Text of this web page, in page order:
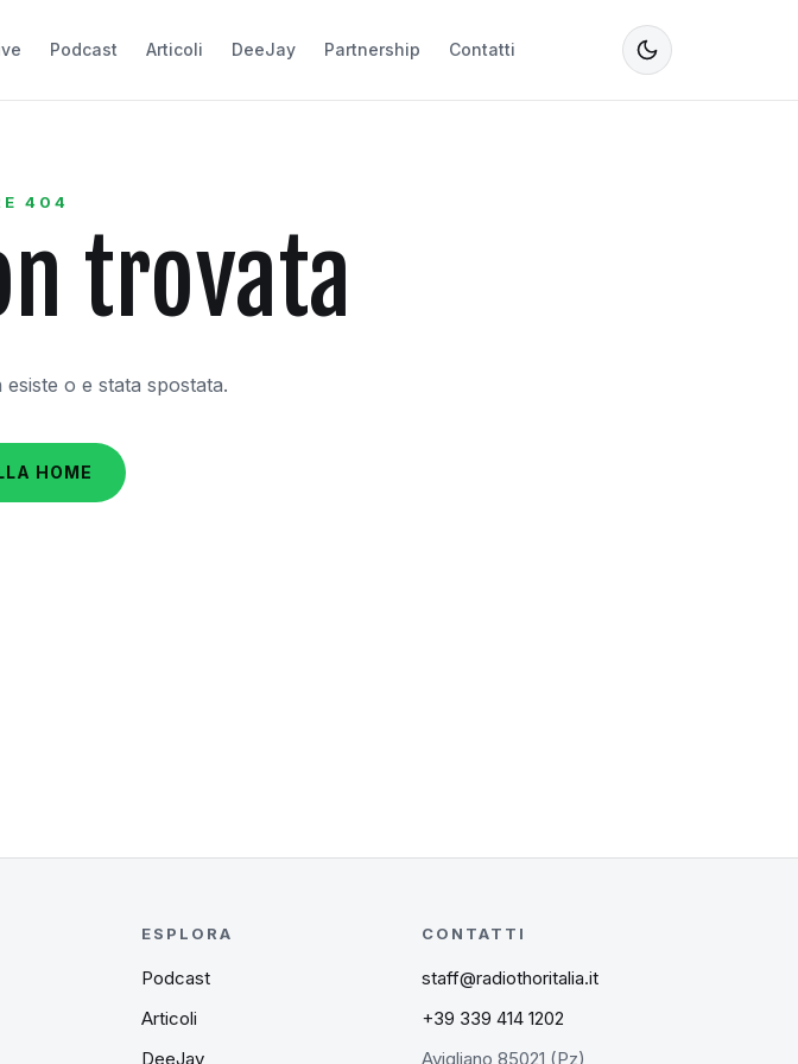
Podcast Articoli DeeJay Partnership Contatti
404
trovata
o e stata spostata.
HOME
ESPLORA
Podcast
Articoli
DeeJay
CONTATTI
staff@radiothoritalia.it
+39 339 414 1202
Avigliano 85021 (Pz)